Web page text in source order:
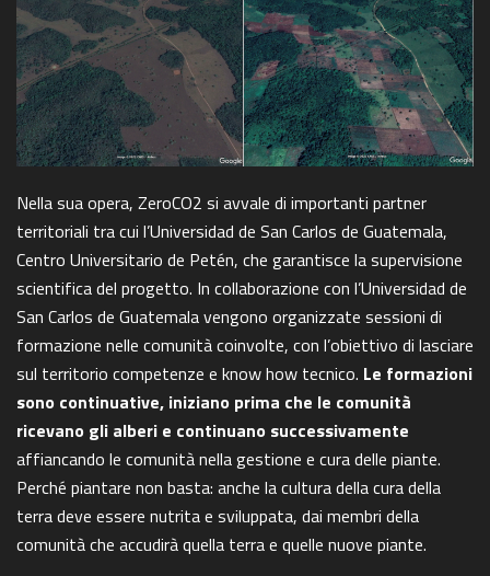
Nella sua opera, ZeroCO2 si avvale di importanti partner
territoriali tra cui l’Universidad de San Carlos de Guatemala,
Centro Universitario de Petén, che garantisce la supervisione
scientifica del progetto. In collaborazione con l’Universidad de
San Carlos de Guatemala vengono organizzate sessioni di
formazione nelle comunità coinvolte, con l’obiettivo di lasciare
sul territorio competenze e know how tecnico. Le formazioni
sono continuative, iniziano prima che le comunità
ricevano gli alberi e continuano successivamente
affiancando le comunità nella gestione e cura delle piante.
Perché piantare non basta: anche la cultura della cura della
terra deve essere nutrita e sviluppata, dai membri della
comunità che accudirà quella terra e quelle nuove piante.